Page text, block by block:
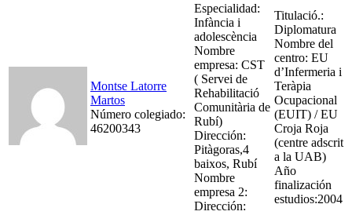
Montse Latorre
Martos
Número colegiado:
46200343
Especialidad:
Infància i
adolescència
Nombre
empresa: CST
( Servei de
Rehabilitació
Comunitària de
Rubí)
Dirección:
Pitàgoras,4
baixos, Rubí
Nombre
empresa 2:
Dirección:
Titulació.:
Diplomatura
Nombre del
centro: EU
d’Infermeria i
Teràpia
Ocupacional
(EUIT) / EU
Croja Roja
(centre adscrit
a la UAB)
Año
finalización
estudios:2004